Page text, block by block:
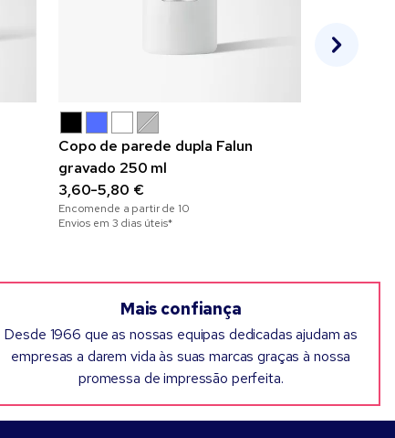
Copo de parede dupla Falun
gravado 250 ml
3,60-5,80 €
Encomende a partir de 10
Envios em 3 dias úteis*
Mais confiança
Desde 1966 que as nossas equipas dedicadas ajudam as
empresas a darem vida às suas marcas graças à nossa
promessa de impressão perfeita.